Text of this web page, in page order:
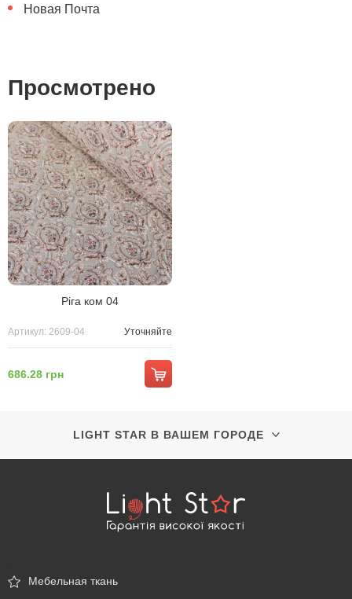
Новая Почта
Просмотрено
Ріга ком 04
Артикул: 2609-04 Уточняйте
686.28 грн
LIGHT STAR В ВАШЕМ ГОРОДЕ
Мебельная ткань